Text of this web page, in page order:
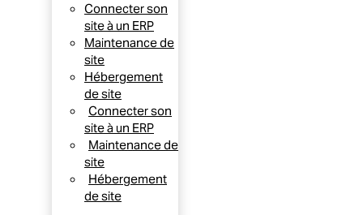
Connecter son
site à un ERP
Maintenance de
site
Hébergement
de site
Connecter son
site à un ERP
Maintenance de
site
Hébergement
de site